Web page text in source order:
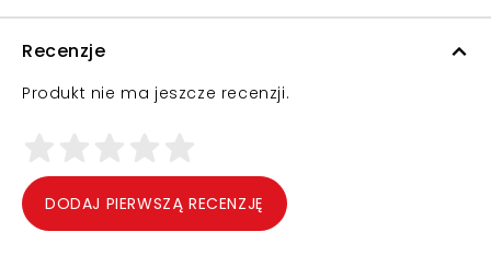
Recenzje
Produkt nie ma jeszcze recenzji.
DODAJ PIERWSZĄ RECENZJĘ